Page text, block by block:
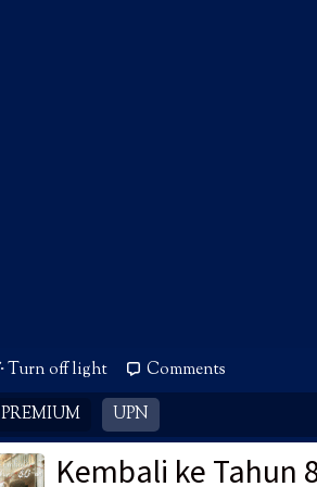
Turn off light
Comments
PREMIUM
UPN
Kembali ke Tahun